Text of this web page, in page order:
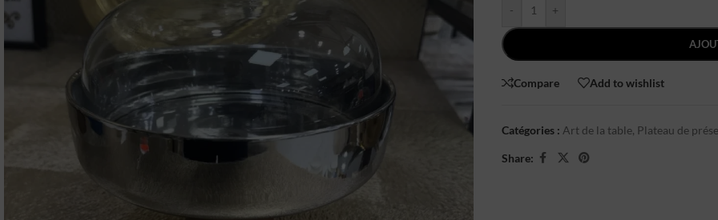
- +
Compare Add to wishlist
Catégories : Art de la table, Plateau de
Share: